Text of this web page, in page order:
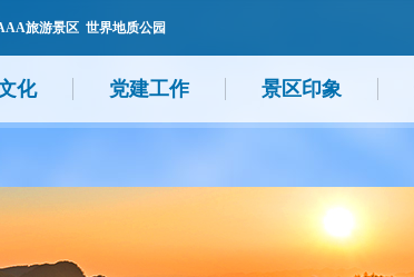
旅游景区 世界地质公园
化 党建工作 景区印象